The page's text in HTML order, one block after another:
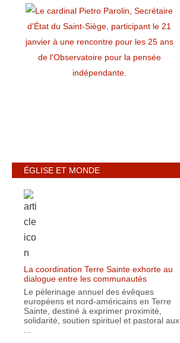
ÉGLISE ET MONDE
La coordination Terre Sainte exhorte au
dialogue entre les communautés
Le pèlerinage annuel des évêques
européens et nord-américains en Terre
Sainte, destiné à exprimer proximité,
solidarité, soutien spirituel et pastoral aux